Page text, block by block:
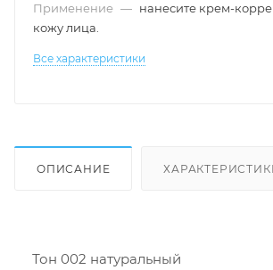
Применение — нанесите крем-
кожу лица.
Все характеристики
ОПИСАНИЕ
Тон 002 натуральный